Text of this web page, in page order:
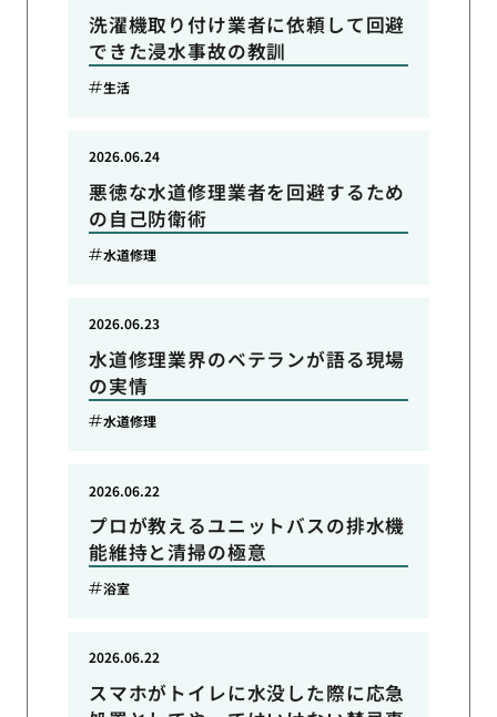
洗濯機取り付け業者に依頼して回避
できた浸水事故の教訓
生活
悪徳な水道修理業者を回避するため
の自己防衛術
2026.06.24
水道修理
水道修理業界のベテランが語る現場
の実情
2026.06.23
水道修理
プロが教えるユニットバスの排水機
能維持と清掃の極意
2026.06.22
浴室
スマホがトイレに水没した際に応急
2026.06.22